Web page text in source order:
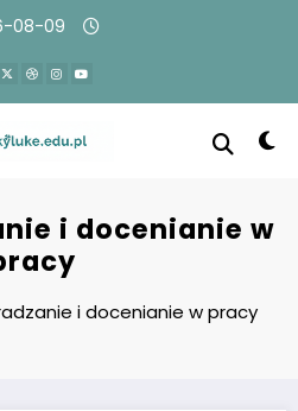
08-09
i docenianie w
i docenianie w pracy